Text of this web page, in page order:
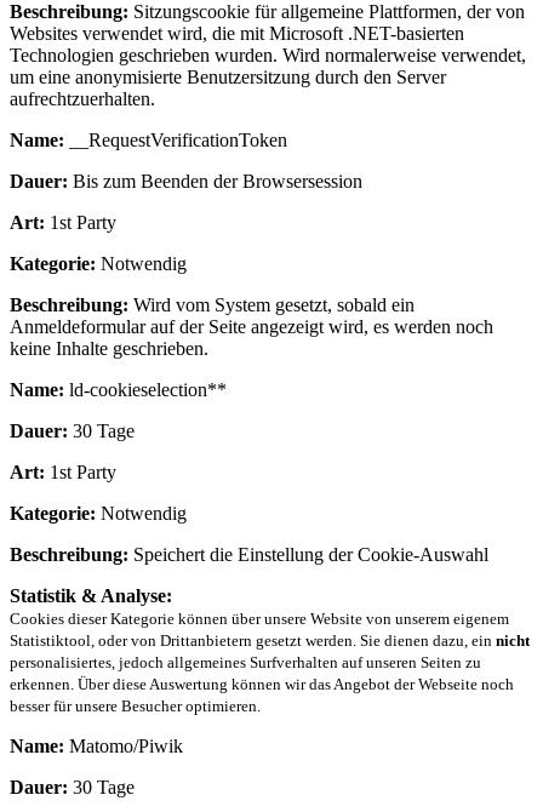
Beschreibung: Sitzungscookie für allgemeine Plattformen, der von
Websites verwendet wird, die mit Microsoft .NET-basierten
Technologien geschrieben wurden. Wird normalerweise verwendet,
um eine anonymisierte Benutzersitzung durch den Server
aufrechtzuerhalten.
Name: __RequestVerificationToken
Dauer: Bis zum Beenden der Browsersession
Art: 1st Party
Kategorie: Notwendig
Beschreibung: Wird vom System gesetzt, sobald ein
Anmeldeformular auf der Seite angezeigt wird, es werden noch
keine Inhalte geschrieben.
Name: ld-cookieselection**
Dauer: 30 Tage
Art: 1st Party
Kategorie: Notwendig
Beschreibung: Speichert die Einstellung der Cookie-Auswahl
Statistik & Analyse:
Cookies dieser Kategorie können über unsere Website von unserem eigenem
Statistiktool, oder von Drittanbietern gesetzt werden. Sie dienen dazu, ein nicht
personalisiertes, jedoch allgemeines Surfverhalten auf unseren Seiten zu
erkennen. Über diese Auswertung können wir das Angebot der Webseite noch
besser für unsere Besucher optimieren.
Name: Matomo/Piwik
Dauer: 30 Tage